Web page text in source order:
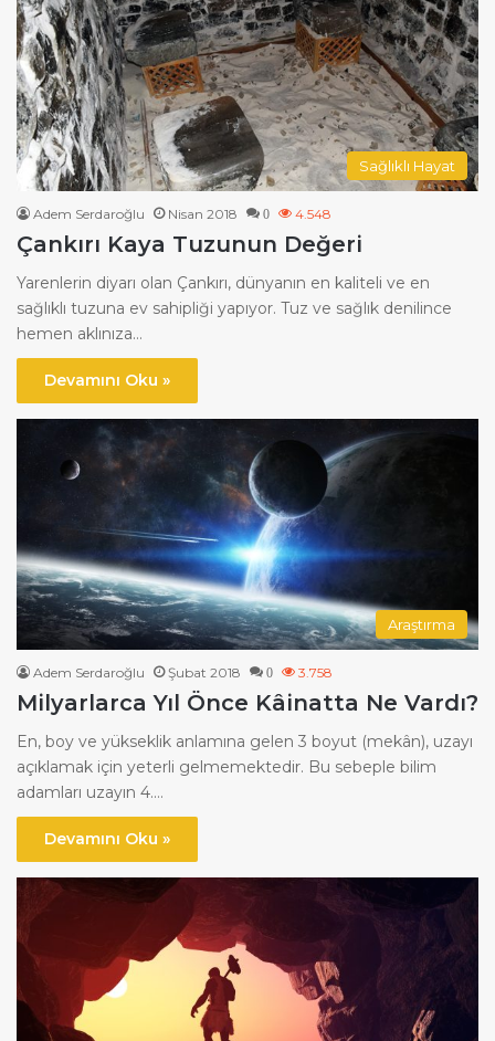
Sağlıklı Hayat
Adem Serdaroğlu Nisan 2018 0 4.548
Çankırı Kaya Tuzunun Değeri
Yarenlerin diyarı olan Çankırı, dünyanın en kaliteli ve en
sağlıklı tuzuna ev sahipliği yapıyor. Tuz ve sağlık denilince
hemen aklınıza…
Devamını Oku »
Araştırma
Adem Serdaroğlu Şubat 2018 0 3.758
Milyarlarca Yıl Önce Kâinatta Ne Vardı?
En, boy ve yükseklik anlamına gelen 3 boyut (mekân), uzayı
açıklamak için yeterli gelmemektedir. Bu sebeple bilim
adamları uzayın 4.…
Devamını Oku »